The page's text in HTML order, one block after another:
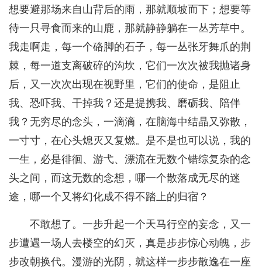
想要避那场来自山背后的雨，那就顺坡而下；想要等
待一只寻食而来的山鹿，那就静静躺在一丛芳草中。
我走啊走，每一个硌脚的石子，每一丛张牙舞爪的荆
棘，每一道支离破碎的沟坎，它们一次次被我抛诸身
后，又一次次出现在视野里，它们的使命，是阻止
我、恐吓我、干掉我？还是提携我、磨砺我、陪伴
我？无穷尽的念头，一滴滴，在脑海中结晶又弥散，
一寸寸，在心头熄灭又复燃。是不是也可以说，我的
一生，必是徘徊、游弋、漂流在无数个错综复杂的念
头之间，而这无数的念想，哪一个散落成无尽的迷
途，哪一个又将幻化成不得不踏上的归宿？
不敢想了。一步升起一个天马行空的妄念，又一
步遭遇一场人去楼空的幻灭，真是步步惊心动魄，步
步改朝换代。漫游的光阴，就这样一步步散逸在一座